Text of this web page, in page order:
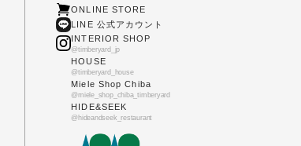
ONLINE STORE
LINE 公式アカウント
INTERIOR SHOP
@timberyard_jp
HOUSE
@timberyard_house
Miele Shop Chiba
@miele_shop_chiba_timberyard
HIDE&SEEK
@hideandseek_restaurant